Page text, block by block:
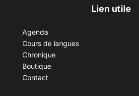
Lien utile
Agenda
Cours de langues
Chronique
Boutique
Contact